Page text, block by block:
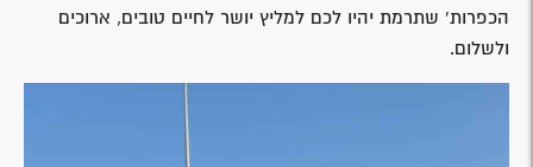
הכפרות' שתרמת יהיו לכם למליץ יושר לחיים טובים, ארוכים
ולשלום.